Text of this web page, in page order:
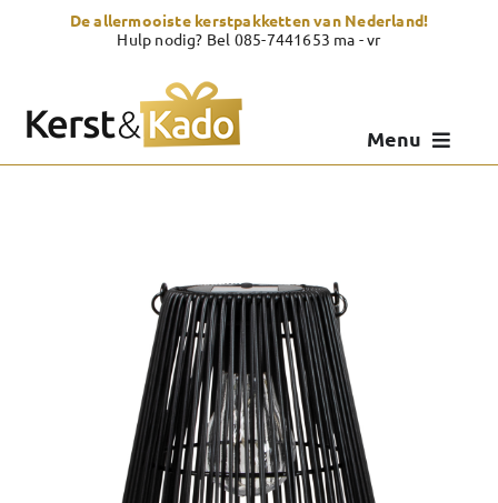
De allermooiste kerstpakketten van Nederland!
Hulp nodig? Bel 085-7441653 ma - vr
Menu
Zelf samenstellen
Over Kerst & Kado